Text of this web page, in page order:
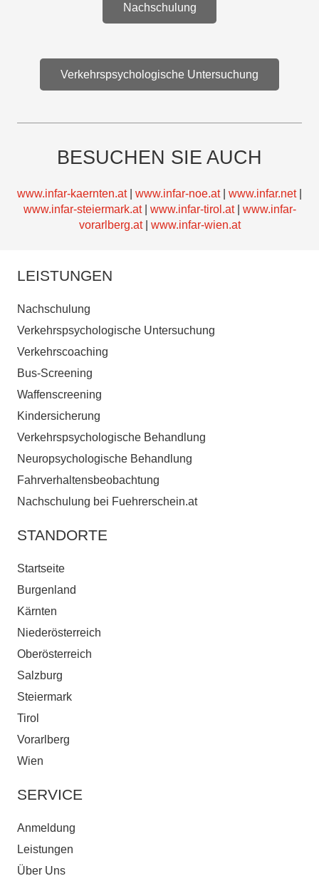
Nachschulung
Verkehrspsychologische Untersuchung
BESUCHEN SIE AUCH
www.infar-kaernten.at| www.infar-noe.at| www.infar.net|
www.infar-steiermark.at| www.infar-tirol.at| www.infar-
vorarlberg.at| www.infar-wien.at
LEISTUNGEN
Nachschulung
Verkehrspsychologische Untersuchung
Verkehrscoaching
Bus-Screening
Waffenscreening
Kindersicherung
Verkehrspsychologische Behandlung
Neuropsychologische Behandlung
Fahrverhaltensbeobachtung
Nachschulung bei Fuehrerschein.at
STANDORTE
Startseite
Burgenland
Kärnten
Niederösterreich
Oberösterreich
Salzburg
Steiermark
Tirol
Vorarlberg
Wien
SERVICE
Anmeldung
Leistungen
Über Uns